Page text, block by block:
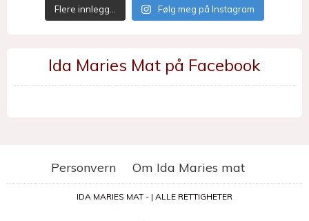
Flere innlegg… Følg meg på Instagram
Ida Maries Mat på Facebook
Personvern Om Ida Maries mat
IDA MARIES MAT - | ALLE RETTIGHETER